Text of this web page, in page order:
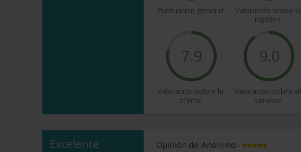
Puntuación general
Valoración sobre la
rapidez
7.9
Valoración sobre la
oferta
9.0
Valoración sobre el
servicio
Excelente
Opinión de: Anónimo